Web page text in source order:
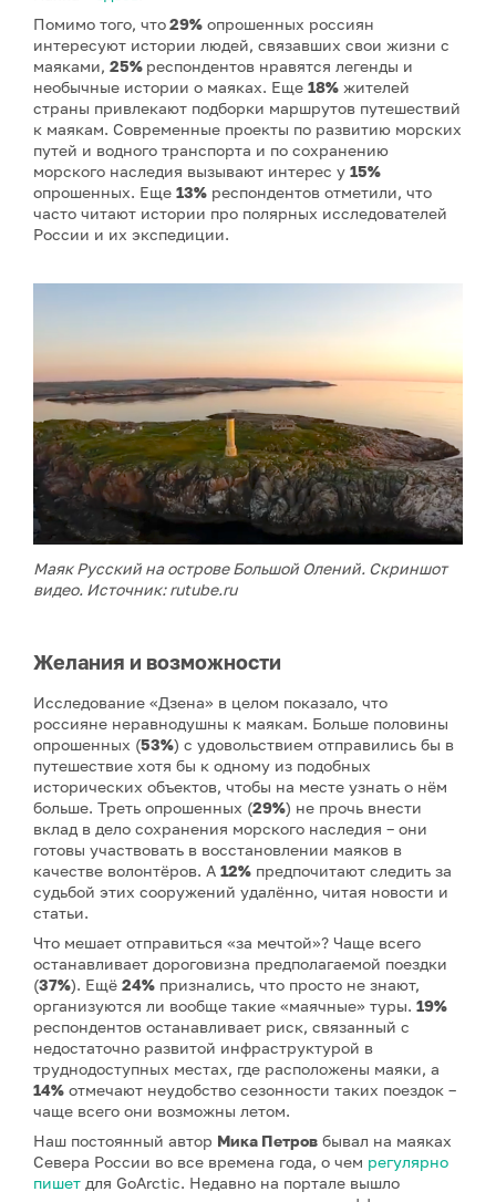
Помимо того, что29% опрошенных россиян
интересуют истории людей, связавших свои жизни с
маяками, 25% респондентов нравятся легенды и
необычные истории о маяках. Еще 18% жителей
страны привлекают подборки маршрутов путешествий
к маякам. Современные проекты по развитию морских
путей и водного транспорта и по сохранению
морского наследия вызывают интерес у 15%
опрошенных. Еще 13% респондентов отметили, что
часто читают истории про полярных исследователей
России и их экспедиции.
Маяк Русский на острове Большой Олений. Скриншот
видео. Источник: rutube.ru
Желания и возможности
Исследование «Дзена» в целом показало, что
россияне неравнодушны к маякам. Больше половины
опрошенных (53%) с удовольствием отправились бы в
путешествие хотя бы к одному из подобных
исторических объектов, чтобы на месте узнать о нём
больше. Треть опрошенных (29%) не прочь внести
вклад в дело сохранения морского наследия – они
готовы участвовать в восстановлении маяков в
качестве волонтёров. А 12% предпочитают следить за
судьбой этих сооружений удалённо, читая новости и
статьи.
Что мешает отправиться «за мечтой»? Чаще всего
останавливает дороговизна предполагаемой поездки
(37%). Ещё 24% признались, что просто не знают,
организуются ли вообще такие «маячные» туры. 19%
респондентов останавливает риск, связанный с
недостаточно развитой инфраструктурой в
труднодоступных местах, где расположены маяки, а
14% отмечают неудобство сезонности таких поездок –
чаще всего они возможны летом.
Наш постоянный автор Мика Петров бывал на маяках
Севера России во все времена года, о чем регулярно
пишет для GoArctic. Недавно на портале вышло